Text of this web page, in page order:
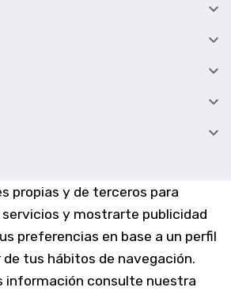
propias y de terceros para
y mostrarte publicidad
preferencias en base a un perfil
tus hábitos de navegación.
información consulte nuestra




